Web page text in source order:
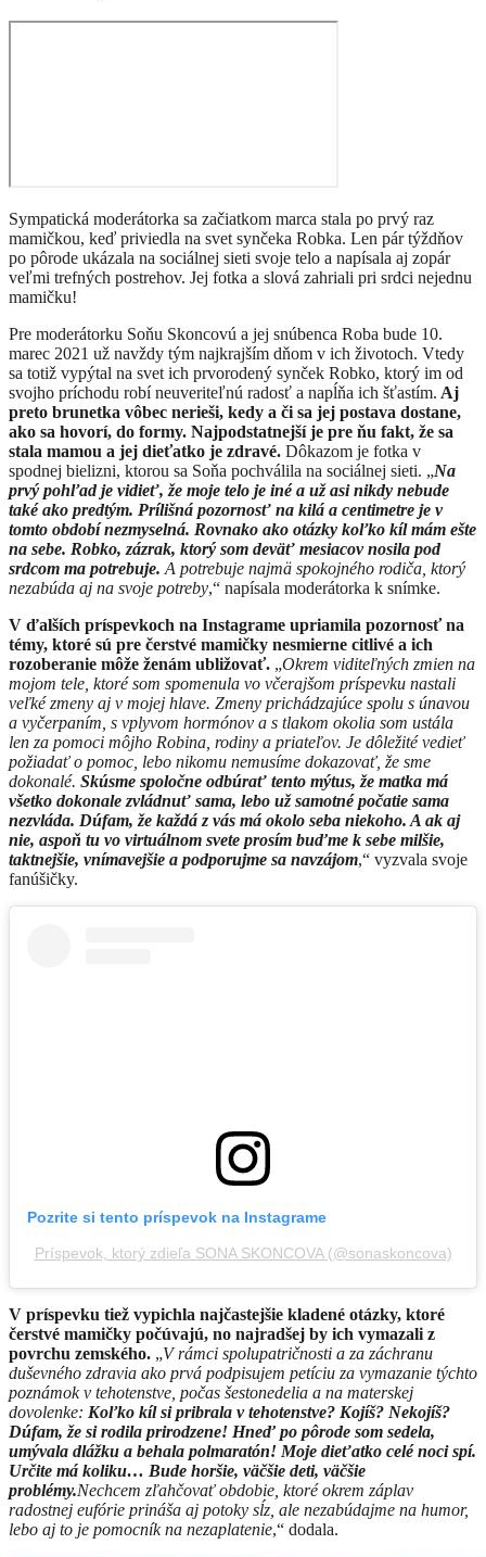
Sympatická moderátorka sa začiatkom marca stala po prvý raz
mamičkou, keď priviedla na svet synčeka Robka. Len pár týždňov
po pôrode ukázala na sociálnej sieti svoje telo a napísala aj zopár
veľmi trefných postrehov. Jej fotka a slová zahriali pri srdci nejednu
mamičku!
Pre moderátorku Soňu Skoncovú a jej snúbenca Roba bude 10.
marec 2021 už navždy tým najkrajším dňom v ich životoch. Vtedy
sa totiž vypýtal na svet ich prvorodený synček Robko, ktorý im od
svojho príchodu robí neuveriteľnú radosť a napĺňa ich šťastím. Aj
preto brunetka vôbec nerieši, kedy a či sa jej postava dostane,
ako sa hovorí, do formy. Najpodstatnejší je pre ňu fakt, že sa
stala mamou a jej dieťatko je zdravé. Dôkazom je fotka v
spodnej bielizni, ktorou sa Soňa pochválila na sociálnej sieti. „Na
prvý pohľad je vidieť, že moje telo je iné a už asi nikdy nebude
také ako predtým. Prílišná pozornosť na kilá a centimetre je v
tomto období nezmyselná. Rovnako ako otázky koľko kíl mám ešte
na sebe. Robko, zázrak, ktorý som deväť mesiacov nosila pod
srdcom ma potrebuje. A potrebuje najmä spokojného rodiča, ktorý
nezabúda aj na svoje potreby,“ napísala moderátorka k snímke.
V ďalších príspevkoch na Instagrame upriamila pozornosť na
témy, ktoré sú pre čerstvé mamičky nesmierne citlivé a ich
rozoberanie môže ženám ubližovať. „Okrem viditeľných zmien na
mojom tele, ktoré som spomenula vo včerajšom príspevku nastali
veľké zmeny aj v mojej hlave. Zmeny prichádzajúce spolu s únavou
a vyčerpaním, s vplyvom hormónov a s tlakom okolia som ustála
len za pomoci môjho Robina, rodiny a priateľov. Je dôležité vedieť
požiadať o pomoc, lebo nikomu nemusíme dokazovať, že sme
dokonalé. Skúsme spoločne odbúrať tento mýtus, že matka má
všetko dokonale zvládnuť sama, lebo už samotné počatie sama
nezvláda. Dúfam, že každá z vás má okolo seba niekoho. A ak aj
nie, aspoň tu vo virtuálnom svete prosím buďme k sebe milšie,
taktnejšie, vnímavejšie a podporujme sa navzájom,“ vyzvala svoje
fanúšičky.
Pozrite si tento príspevok na Instagrame
Príspevok, ktorý zdieľa SONA SKONCOVA (@sonaskoncova)
V príspevku tiež vypichla najčastejšie kladené otázky, ktoré
čerstvé mamičky počúvajú, no najradšej by ich vymazali z
povrchu zemského. „V rámci spolupatričnosti a za záchranu
duševného zdravia ako prvá podpisujem petíciu za vymazanie týchto
poznámok v tehotenstve, počas šestonedelia a na materskej
dovolenke: Koľko kíl si pribrala v tehotenstve? Kojíš? Nekojíš?
Dúfam, že si rodila prirodzene! Hneď po pôrode som sedela,
umývala dlážku a behala polmaratón! Moje dieťatko celé noci spí.
Určite má koliku… Bude horšie, väčšie deti, väčšie
problémy.Nechcem zľahčovať obdobie, ktoré okrem záplav
radostnej eufórie prináša aj potoky sĺz, ale nezabúdajme na humor,
lebo aj to je pomocník na nezaplatenie,“ dodala.